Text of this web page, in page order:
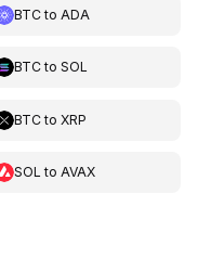
BTCto ADA
BTCto SOL
BTCto XRP
SOL to AVAX